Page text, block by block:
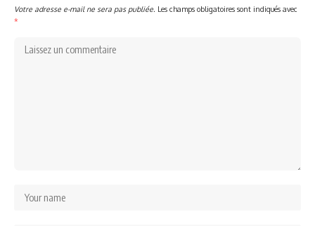
Votre adresse e-mail ne sera pas publiée. Les champs obligatoires sont indiqués avec
*